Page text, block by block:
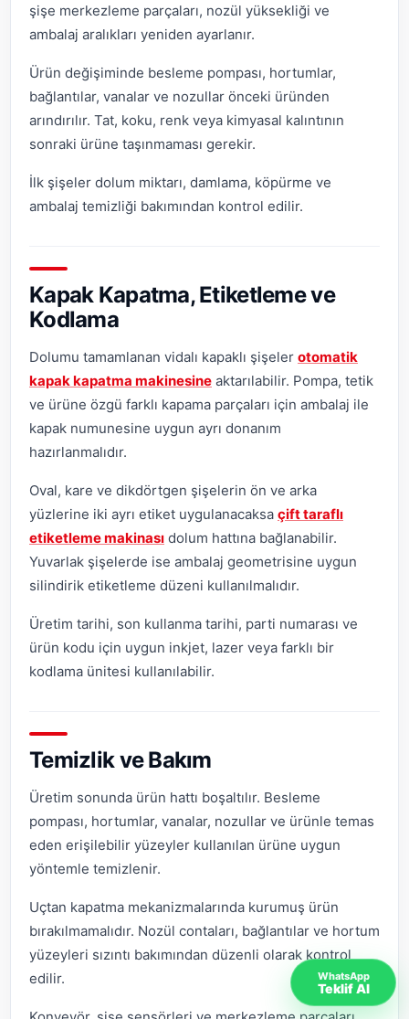
şişe merkezleme parçaları, nozül yüksekliği ve
ambalaj aralıkları yeniden ayarlanır.
Ürün değişiminde besleme pompası, hortumlar,
bağlantılar, vanalar ve nozullar önceki üründen
arındırılır. Tat, koku, renk veya kimyasal kalıntının
sonraki ürüne taşınmaması gerekir.
İlk şişeler dolum miktarı, damlama, köpürme ve
ambalaj temizliği bakımından kontrol edilir.
Kapak Kapatma, Etiketleme ve
Kodlama
Dolumu tamamlanan vidalı kapaklı şişeler otomatik
kapak kapatma makinesine aktarılabilir. Pompa, tetik
ve ürüne özgü farklı kapama parçaları için ambalaj ile
kapak numunesine uygun ayrı donanım
hazırlanmalıdır.
Oval, kare ve dikdörtgen şişelerin ön ve arka
yüzlerine iki ayrı etiket uygulanacaksa çift taraflı
etiketleme makinası dolum hattına bağlanabilir.
Yuvarlak şişelerde ise ambalaj geometrisine uygun
silindirik etiketleme düzeni kullanılmalıdır.
Üretim tarihi, son kullanma tarihi, parti numarası ve
ürün kodu için uygun inkjet, lazer veya farklı bir
kodlama ünitesi kullanılabilir.
Temizlik ve Bakım
Üretim sonunda ürün hattı boşaltılır. Besleme
pompası, hortumlar, vanalar, nozullar ve ürünle temas
eden erişilebilir yüzeyler kullanılan ürüne uygun
yöntemle temizlenir.
Uçtan kapatma mekanizmalarında kurumuş ürün
bırakılmamalıdır. Nozül contaları, bağlantılar ve hortum
yüzeyleri sızıntı bakımından düzenli olarak kontrol
edilir.
WhatsApp
Teklif Al